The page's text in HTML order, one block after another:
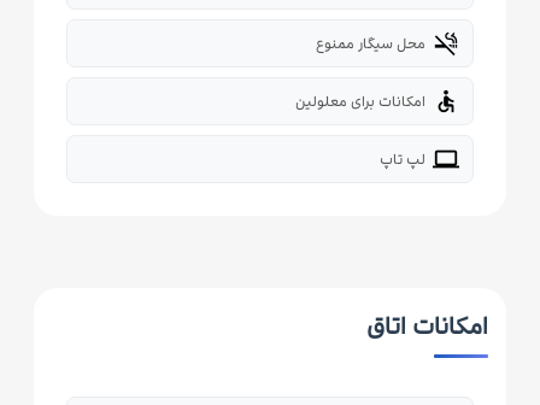
smoke_free محل سیگار ممنوع
accessible امکانات برای معلولین
laptop لپ تاپ
امکانات اتاق